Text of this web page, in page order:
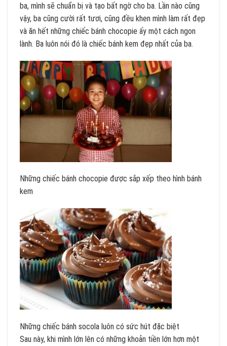
ba, mình sẽ chuẩn bị và tạo bất ngờ cho ba. Lần nào cũng
vậy, ba cũng cười rất tươi, cũng đều khen mình làm rất đẹp
và ăn hết những chiếc bánh chocopie ấy một cách ngon
lành. Ba luôn nói đó là chiếc bánh kem đẹp nhất của ba.
Những chiếc bánh chocopie được sắp xếp theo hình bánh
kem
Những chiếc bánh socola luôn có sức hút đặc biệt
Sau này, khi mình lớn lên có những khoản tiền lớn hơn một